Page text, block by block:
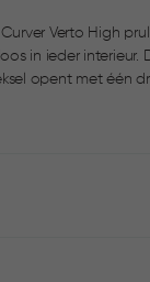
Verto High
De prullenbak is snel en
opent met één
twee zakken